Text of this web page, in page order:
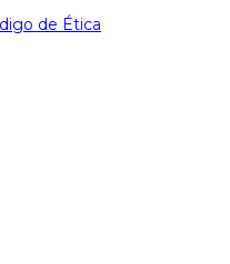
de Ética